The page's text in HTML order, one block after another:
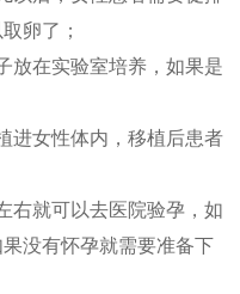
卵了；
放在实验室培养，如果是
进女性体内，移植后患者
右就可以去医院验孕，如
没有怀孕就需要准备下